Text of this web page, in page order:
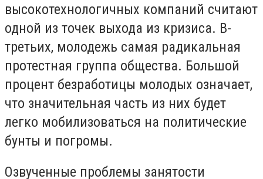
высокотехнологичных компаний считают
одной из точек выхода из кризиса. В-
третьих, молодежь самая радикальная
протестная группа общества. Большой
процент безработицы молодых означает,
что значительная часть из них будет
легко мобилизоваться на политические
бунты и погромы.
Озвученные проблемы занятости